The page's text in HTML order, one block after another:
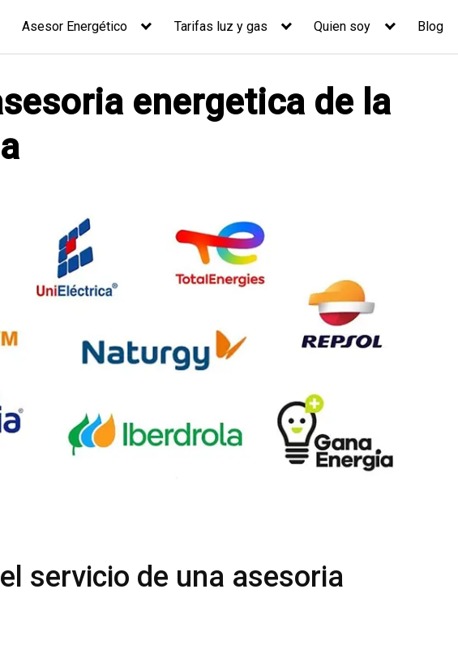
Asesor Energético Tarifas luz y gas Quien soy Blog
energetica de la
servicio de una asesoria